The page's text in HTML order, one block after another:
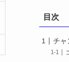
目次
チャ